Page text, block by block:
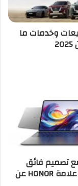
وخدمات ما
تصميم فائق
النحافة ومعزز بالذكاء الاصطناعي تعلن علامة HONOR عن